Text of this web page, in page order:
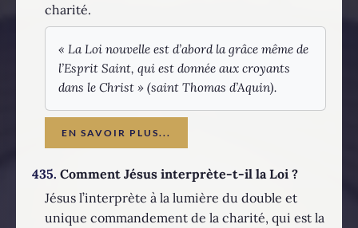
charité.
« La Loi nouvelle est d’abord la grâce même de
l’Esprit Saint, qui est donnée aux croyants
dans le Christ » (saint Thomas d’Aquin).
EN SAVOIR PLUS...
435. Comment Jésus interprète-t-il la Loi ?
Jésus l’interprète à la lumière du double et
unique commandement de la charité, qui est la